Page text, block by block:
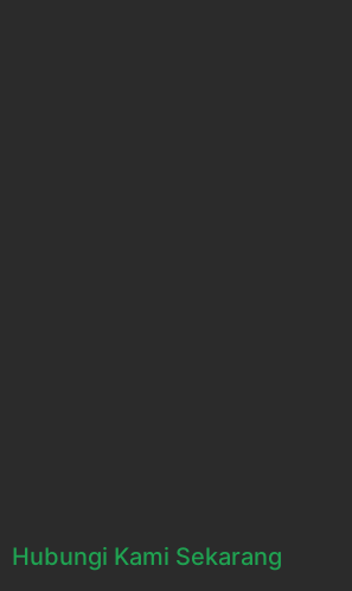
Hubungi Kami Sekarang